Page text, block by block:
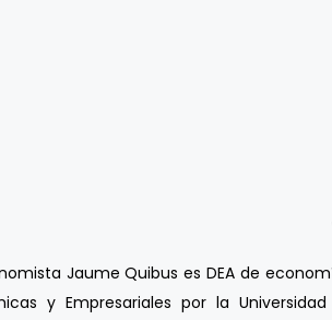
Jaume Quibus es DEA de
y Empresariales por la